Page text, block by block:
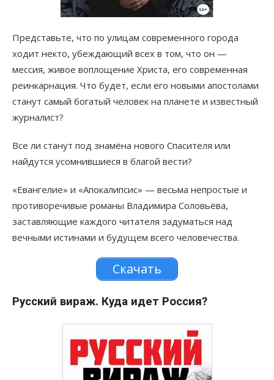
Представьте, что по улицам современного города
ходит некто, убеждающий всех в том, что он —
мессия, живое воплощение Христа, его современная
реинкарнация. Что будет, если его новыми апостолами
станут самый богатый человек на планете и известный
журналист?
Все ли станут под знамёна нового Спасителя или
найдутся усомнившиеся в благой вести?
«Евангелие» и «Апокалипсис» — весьма непростые и
противоречивые романы Владимира Соловьёва,
заставляющие каждого читателя задуматься над
вечными истинами и будущем всего человечества.
Скачать
Русский вираж. Куда идет Россия?